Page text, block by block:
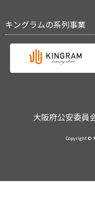
キングラムの系列事業
大阪府公安委
Copyright ©